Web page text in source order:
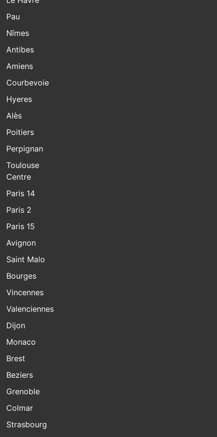
Pau
Nîmes
Antibes
Amiens
Courbevoie
Hyeres
Alès
Poitiers
Perpignan
Toulouse
Centre
Paris 14
Paris 2
Paris 15
Avignon
Saint Malo
Bourges
Vincennes
Valenciennes
Dijon
Monaco
Brest
Beziers
Grenoble
Colmar
Strasbourg